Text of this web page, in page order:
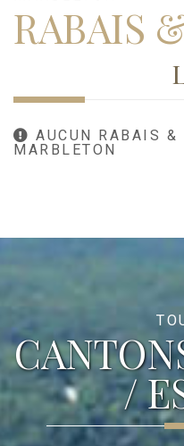
RABAIS
AUCUN RABAIS &
MARBLETON
/